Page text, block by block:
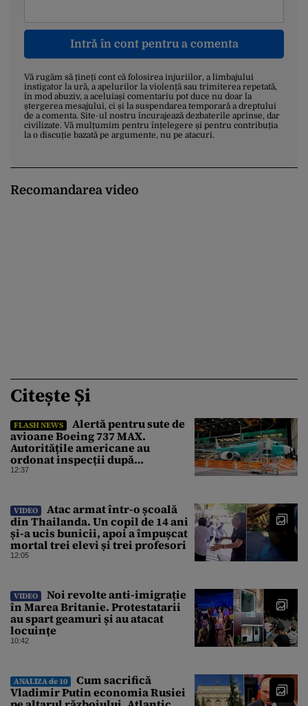
Intră în cont pentru a comenta
Vă rugăm să țineți cont că folosirea injuriilor, a limbajului
instigator la ură, a apelurilor la violență sau trimiterea repetată,
în mod abuziv, a aceluiași comentariu pot duce nu doar la
ștergerea mesajului, ci și la suspendarea temporară a dreptului
de a comenta. Site-ul nostru încurajează dezbaterile aprinse, dar
civilizate. Vă mulțumim pentru înțelegere și pentru contribuția
la o discuție bazată pe argumente, nu pe atacuri.
Recomandarea video
Citește Și
FLASH NEWS
Alertă pentru sute de
avioane Boeing 737 MAX.
Autoritățile americane au
ordonat inspecții după
descoperirea unor fisuri în
12:37
VIDEO
Atac armat într-o școală
din Thailanda. Un copil de 14 ani
și-a ucis bunicii, apoi a împușcat
mortal trei elevi și trei profesori
12:05
VIDEO
Noi revolte anti-imigrație
în Marea Britanie. Protestatarii
au spart geamuri și au atacat
locuințe
10:42
ANALIZA de 10
Cum sacrifică
Vladimir Putin economia Rusiei